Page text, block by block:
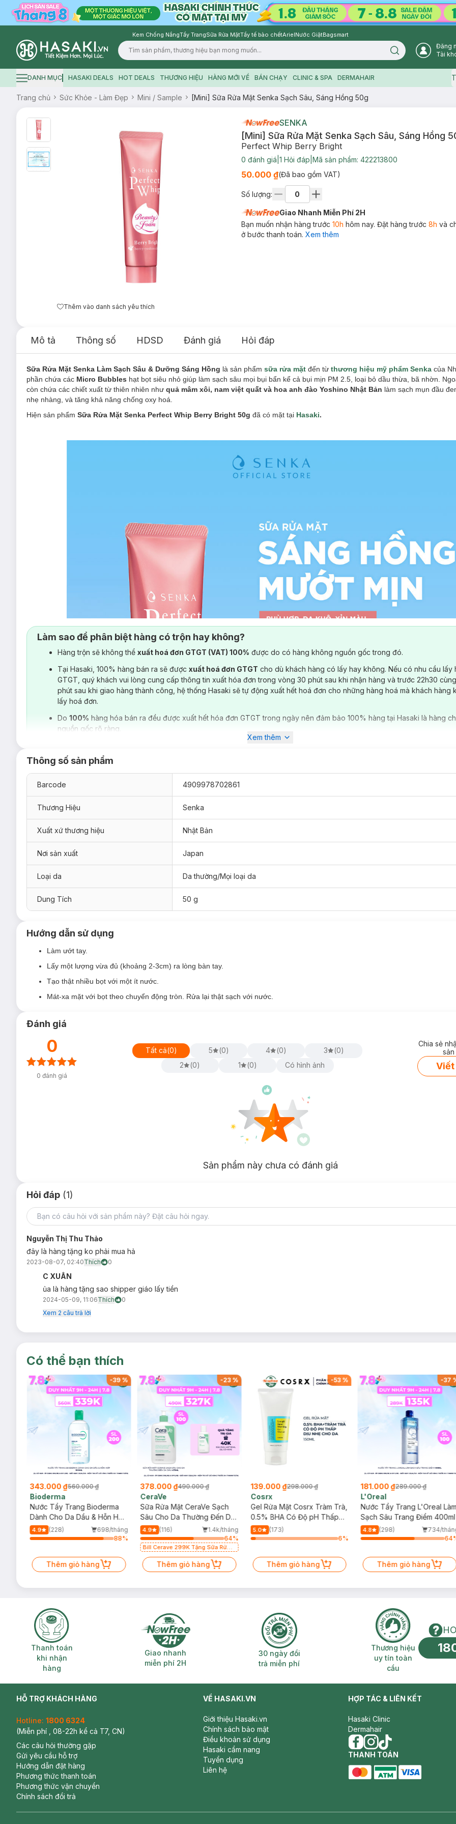
Kem Chống NắngTẩy TrangSữa Rửa MặtTẩy tế bào chếtArielNước GiặtBagsmart
Logo
Search icon
Đăng
Tài
Hamburger icon
DANH MỤC HASAKI DEALS HOT DEALS THƯƠNG HIỆU HÀNG MỚI VỀ BÁN CHẠY CLINIC & SPA DERMAHAIR
Trang chủ Sức Khỏe - Làm Đẹp Mini / Sample [Mini] Sữa Rửa Mặt Senka Sạch Sâu, Sáng Hồng 50g
Thêm vào danh sách yêu thích
SENKA
[Mini] Sữa Rửa Mặt Senka Sạch Sâu, Sáng Hồng
Perfect Whip Berry Bright
0 đánh giá 1 Hỏi đáp Mã sản phẩm: 422213800
50.000 ₫(Đã bao gồm VAT)
Số lượng:
Giao Nhanh Miễn Phí 2H
Bạn muốn nhận hàng trước 10h hôm nay. Đặt hàng trước 8h và
ở bước thanh toán. Xem thêm
Mô tả Thông số HDSD Đánh giá Hỏi đáp
Sữa Rửa Mặt Senka Làm Sạch Sâu & Dưỡng Sáng Hồng là sản phẩm sữa rửa mặt đến từ thương hiệu mỹ phẩm Senka của
phần chứa các Micro Bubbles hạt bọt siêu nhỏ giúp làm sạch sâu mọi bụi bẩn kể cả bụi mịn PM 2.5, loại bỏ dầu thừa, bã nhờn.
còn chứa các chiết xuất từ thiên nhiên như quả mâm xôi, nam việt quất và hoa anh đào Yoshino Nhật Bản làm sạch mụn đầu
nhẹ nhàng, và tăng khả năng chống oxy hoá.
Hiện sản phẩm Sữa Rửa Mặt Senka Perfect Whip Berry Bright 50g đã có mặt tại Hasaki.
Loại da phù hợp:
Sản phẩm phù hợp với mọi loại da kể cả da nhạy cảm.
Giải pháp tình trạng:
Da thâm sạm, xỉn màu.
Ưu thế nổi bật:
Hạt bọt siêu nhỏMicro Bubbles giúp làm sạch bụi bẩn kể cả bụi mịn PM 2.5, loại bỏ mụn đầu đen và làm sạch da chết nhẹ
Chiết xuấttơ tằm trắngvà gấp đôi
Nam việt quất
Độ an toàn:
Không cồn
Không Paraben
Không dầu khoáng
Không Sulfates
Tránh ánh nắng trực tiếp, nơi có nhiệt độ cao hoặc ẩm ướt.
Đậy nắp kín sau khi sử dụng.
Thông số sản phẩm:
Dung tích: 5
Làm sao để phân biệt hàng có trộn hay không?
Hàng trộn sẽ không thể xuất hoá đơn GTGT (VAT) 100% được do có hàng không nguồn gốc trong đó.
Tại Hasaki, 100% hàng bán ra sẽ được xuất hoá đơn GTGT cho dù khách hàng có lấy hay không. Nếu có nhu cầu lấy
GTGT, quý khách vui lòng cung cấp thông tin xuất hóa đơn trong vòng 30 phút sau khi nhận hàng và trước 22h30
phút sau khi giao hàng thành công, hệ thống Hasaki sẽ tự động xuất hết hoá đơn cho những hàng hoá mà khách hàng
lấy hoá đơn.
Do 100% hàng hóa bán ra đều được xuất hết hóa đơn GTGT trong ngày nên đảm bảo 100% hàng tại Hasaki là hàng
nguồn gốc rõ ràng.
Xem thêm
Thông số sản phẩm
Barcode 4909978702861
Thương Hiệu Senka
Xuất xứ thương hiệu Nhật Bản
Nơi sản xuất Japan
Loại da Da thường/Mọi loại da
Dung Tích 50 g
Hướng dẫn sử dụng
Làm ướt tay.
Lấy một lượng vừa đủ (khoảng 2-3cm) ra lòng bàn tay.
Tạo thật nhiều bọt với một ít nước.
Mát-xa mặt với bọt theo chuyển động tròn. Rửa lại thật sạch với nước.
Đánh giá
0
0 đánh giá
Tất cả(0) 5 (0) 4 (0) 3 (0)
2
(0) 1 (0) Có hình ảnh
Chia sẻ
Viết
Sản phẩm này chưa có đánh giá
Hỏi đáp (1)
Nguyễn Thị Thu Thảo
đây là hàng tặng ko phải mua hả
2023-08-07, 02:40Thích 0
C XUÂN
ủa là hàng tặng sao shipper giáo lấy tiền
2024-05-09, 11:06Thích
0
Xem 2 câu trả lời
Có thể bạn thích
-39%
343.000 ₫560.000 ₫
Bioderma
Nước Tẩy Trang Bioderma
Dành Cho Da Dầu & Hỗn Hợp
500ml
4.9 (228)
698/tháng
88%
Thêm giỏ hàng
-23%
378.000 ₫490.000 ₫
CeraVe
Sữa Rửa Mặt CeraVe Sạch
Sâu Cho Da Thường Đến Da
Dầu 473ml
4.9 (116)
1.4k/tháng
64%
Bill Cerave 299K Tặng Sữa Rửa
Mặt Cerave 30ml (SL có hạn)
Thêm giỏ hàng
-53%
139.000 ₫298.000 ₫
Cosrx
Gel Rửa Mặt Cosrx Tràm Trà,
0.5% BHA Có Độ pH Thấp
150ml
5.0
(173)
6%
Thêm giỏ hàng
-37
181.000 ₫289.000 ₫
L'Oreal
Nước Tẩy Trang L'Oreal Làm
Sạch Sâu Trang Điểm 400ml
4.8 (298)
734/
64
Thêm giỏ hàng
Thanh toán khi nhận hàng
Thanh toán
khi nhận
hàng
Giao nhanh miễn phí 2H
Giao nhanh
miễn phí 2H
30 ngày đổi trả miễn phí
30 ngày đổi
trả miễn phí
Thương hiệu uy
Thương hiệu
uy tín toàn
cầu
HỖ TRỢ KHÁCH HÀNG
Hotline: 1800 6324
(Miễn phí , 08-22h kể cả T7, CN)
Các câu hỏi thường gặp
Gửi yêu cầu hỗ trợ
Hướng dẫn đặt hàng
Phương thức thanh toán
Phương thức vận chuyển
Chính sách đổi trả
VỀ HASAKI.VN
Giới thiệu Hasaki.vn
Chính sách bảo mật
Điều khoản sử dụng
Hasaki cẩm nang
Tuyển dụng
Liên hệ
HỢP TÁC & LIÊN KẾT
Hasaki Clinic
Dermahair
facebook
instagram
tiktok
THANH TOÁN